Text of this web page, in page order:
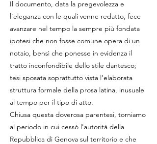
Il documento, data la pregevolezza e
l'eleganza con le quali venne redatto, fece
avanzare nel tempo la sempre più fondata
ipotesi che non fosse comune opera di un
notaio, bensì che ponesse in evidenza il
tratto inconfondibile dello stile dantesco;
tesi sposata soprattutto vista l’elaborata
struttura formale della prosa latina, inusuale
al tempo per il tipo di atto.
Chiusa questa doverosa parentesi, torniamo
al periodo in cui cessò l'autorità della
Repubblica di Genova sul territorio e che